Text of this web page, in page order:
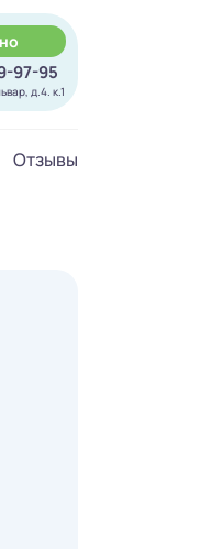
97-95
д.4. к.1
Отзывы